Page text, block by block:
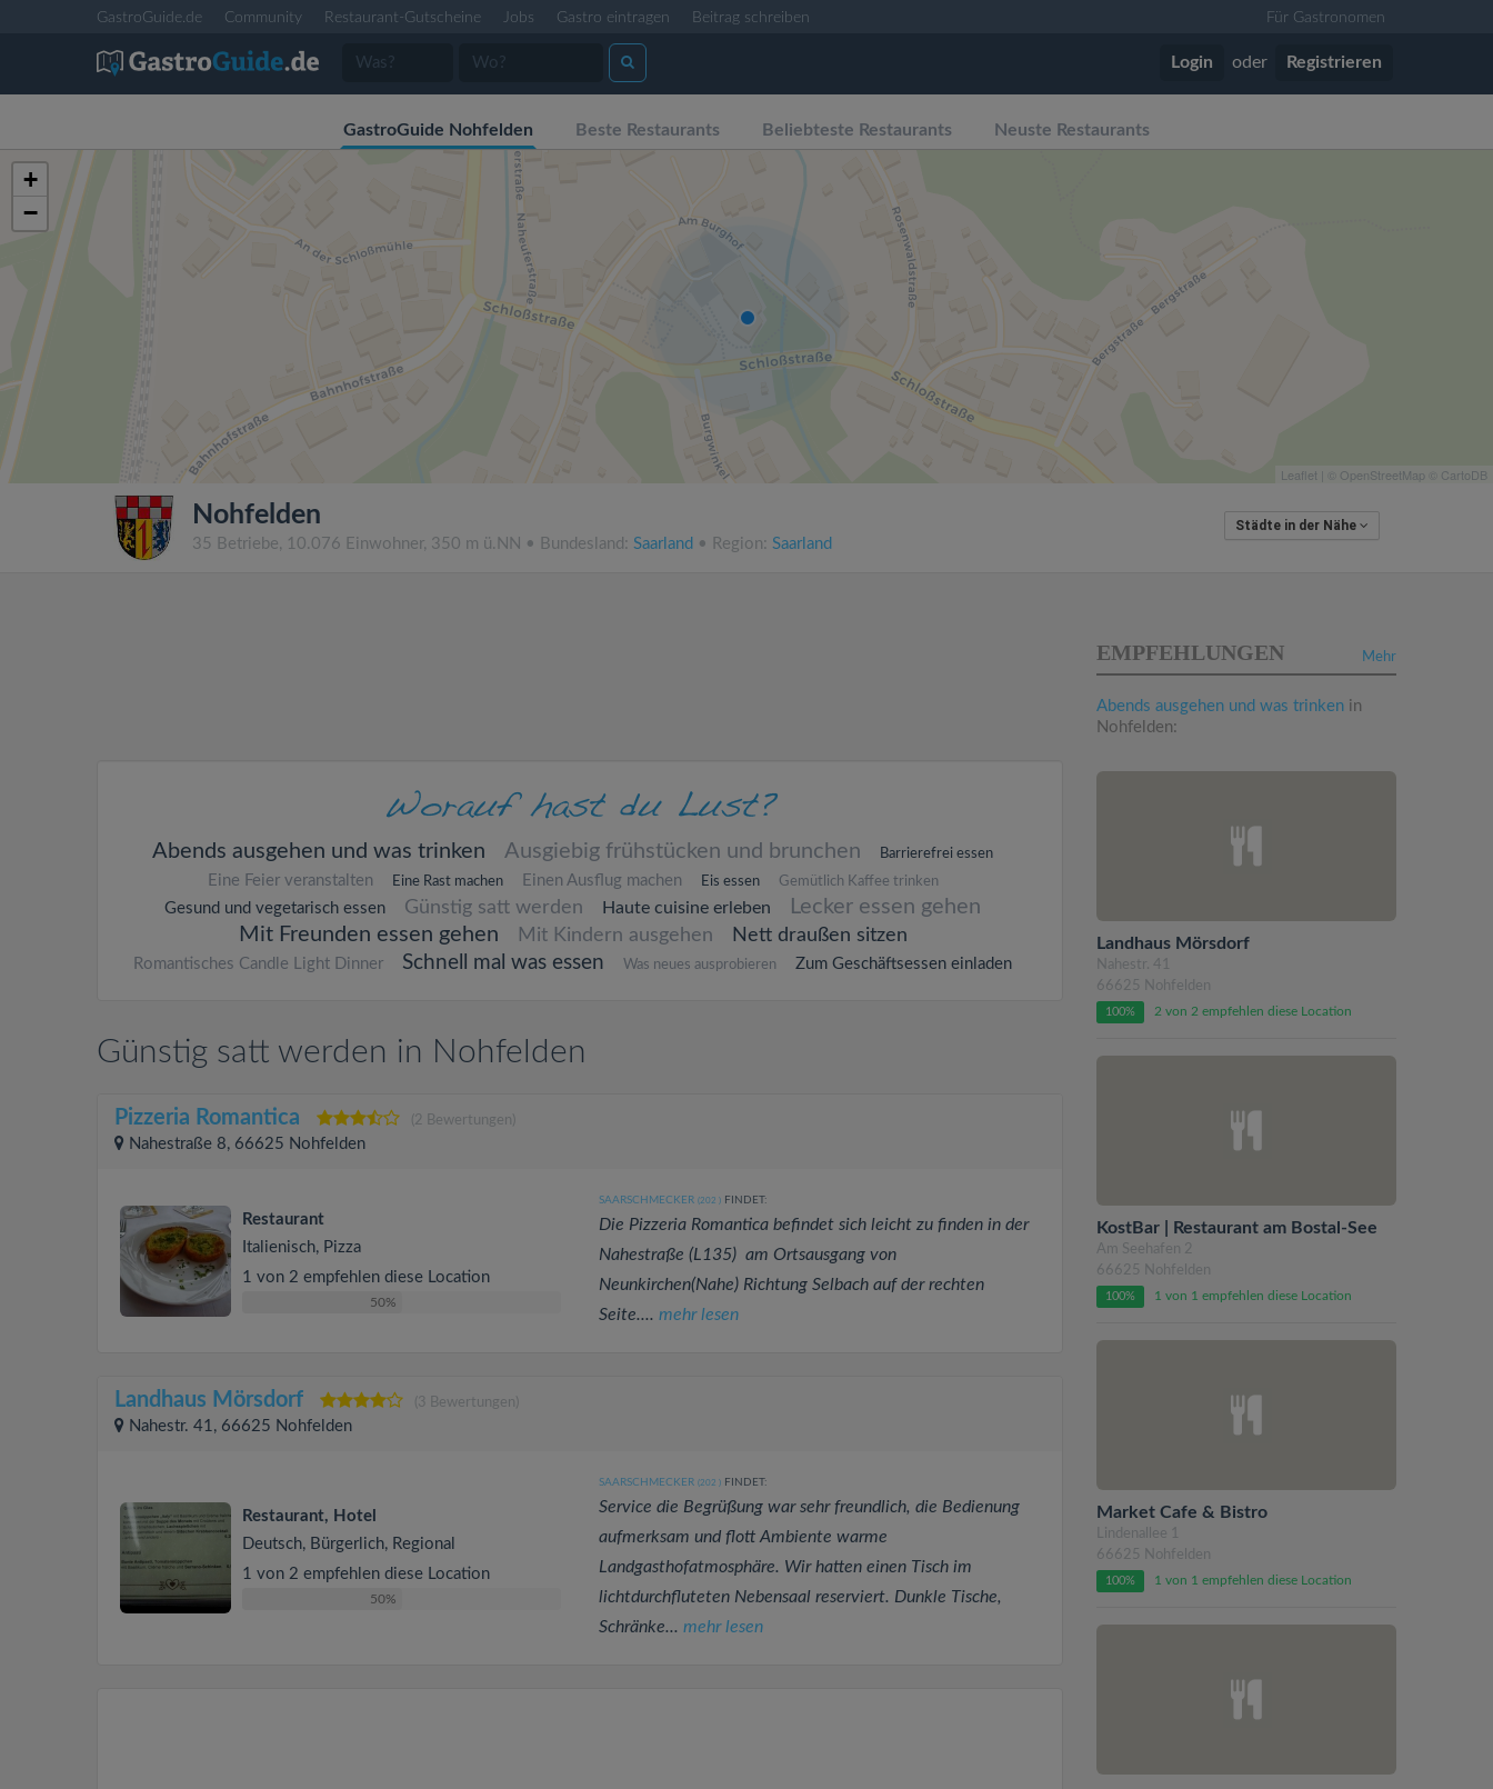
GastroGuide.de Community Restaurant-Gutscheine Jobs Gastro eintragen Beitrag schreiben Für Gastronomen
Login oder Registrieren
GastroGuide Nohfelden Beste Restaurants Beliebteste Restaurants Neuste Restaurants
+
−
Leaflet | © OpenStreetMap © CartoDB
Nohfelden
35 Betriebe, 10.076 Einwohner, 350 m ü.NN • Bundesland: Saarland • Region: Saarland
Städte in der Nähe
Abends ausgehen und was trinken Ausgiebig frühstücken und brunchen Barrierefrei essen
Eine Feier veranstalten Eine Rast machen Einen Ausflug machen Eis essen Gemütlich Kaffee trinken
Gesund und vegetarisch essen Günstig satt werden Haute cuisine erleben
Lecker essen gehen
Mit Freunden essen gehen
Mit Kindern ausgehen Nett draußen sitzen
Romantisches Candle Light Dinner Schnell mal was essen Was neues ausprobieren Zum Geschäftsessen einladen
Günstig satt werden in Nohfelden
Pizzeria Romantica (2 Bewertungen)
Nahestraße 8, 66625 Nohfelden
Restaurant
Italienisch, Pizza
1 von 2 empfehlen diese Location
50%
SAARSCHMECKER (202 )FINDET:
Die Pizzeria Romantica befindet sich leicht zu finden in der
Nahestraße (L135) am Ortsausgang von
Neunkirchen(Nahe) Richtung Selbach auf der rechten
Seite.... mehr lesen
Landhaus Mörsdorf (3 Bewertungen)
Nahestr. 41, 66625 Nohfelden
Restaurant, Hotel
Deutsch, Bürgerlich, Regional
1 von 2 empfehlen diese Location
50%
SAARSCHMECKER (202 )FINDET:
Service die Begrüßung war sehr freundlich, die Bedienung
aufmerksam und flott Ambiente warme
Landgasthofatmosphäre. Wir hatten einen Tisch im
lichtdurchfluteten Nebensaal reserviert. Dunkle Tische,
Schränke... mehr lesen
Mehr
EMPFEHLUNGEN
Abends ausgehen und was trinken in
Nohfelden:
Landhaus Mörsdorf
Nahestr. 41
66625 Nohfelden
100% 2 von 2 empfehlen diese Location
KostBar | Restaurant am Bostal-See
Am Seehafen 2
66625 Nohfelden
100% 1 von 1 empfehlen diese Location
Market Cafe & Bistro
Lindenallee 1
66625 Nohfelden
100% 1 von 1 empfehlen diese Location